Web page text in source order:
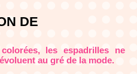
DE
les espadrilles ne
au gré de la mode.